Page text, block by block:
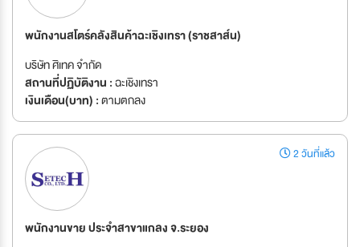
พนักงานสโตร์คลังสินค้าฉะเชิงเทรา (ราชสาส์น)
บริษัท ศิเทค จำกัด
สถานที่ปฏิบัติงาน :ฉะเชิงเทรา
เงินเดือน(บาท) :ตามตกลง
2 วันที่แล้ว
พนักงานขาย ประจำสาขาแกลง จ.ระยอง